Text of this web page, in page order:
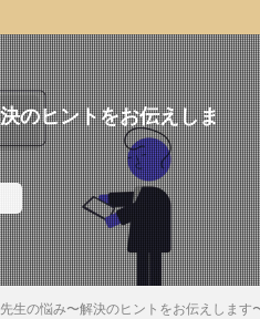
のヒントをお伝えしま
生の悩み〜解決のヒントをお伝えします